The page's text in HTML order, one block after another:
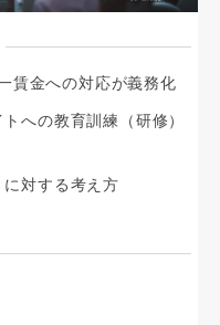
賃金への対応が義務化
への教育訓練（研修）
対する考え方